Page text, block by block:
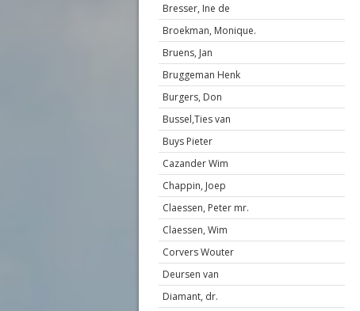
Bresser, Ine de
Broekman, Monique.
Bruens, Jan
Bruggeman Henk
Burgers, Don
Bussel,Ties van
Buys Pieter
Cazander Wim
Chappin, Joep
Claessen, Peter mr.
Claessen, Wim
Corvers Wouter
Deursen van
Diamant, dr.